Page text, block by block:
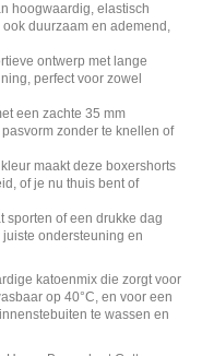
hoogwaardig, elastisch
duurzaam en ademend,
ontwerp met lange
perfect voor zowel
een zachte 35 mm
zonder te knellen of
maakt deze boxershorts
of je nu thuis bent of
sporten of een drukke dag
ondersteuning en
katoenmix die zorgt voor
op 40°C, en voor een
te wassen en